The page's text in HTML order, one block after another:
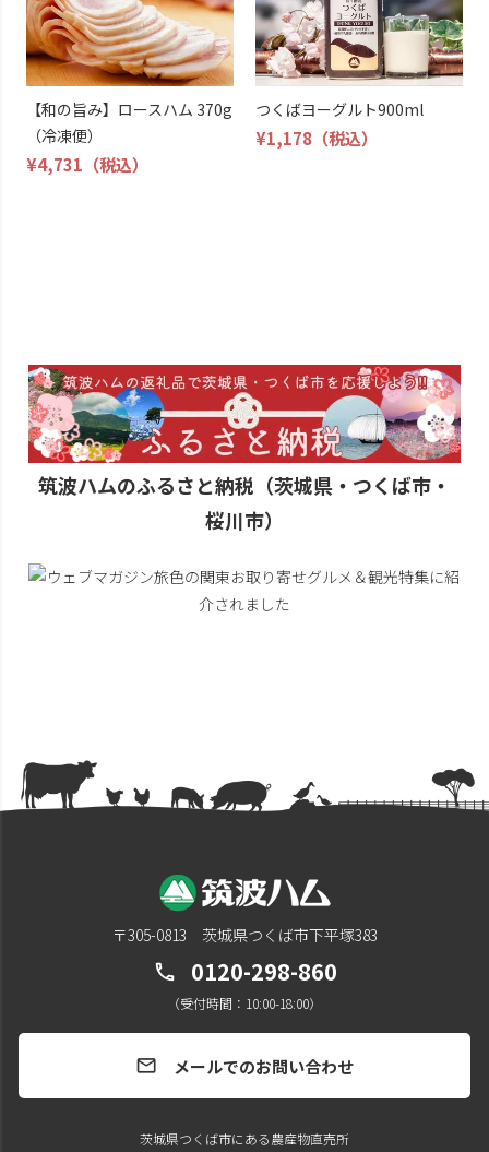
【和の旨み】ロースハム 370g
（冷凍便）
¥4,731 （税込）
つくばヨーグルト900ml
¥1,178 （税込）
筑波ハムのふるさと納税（茨城県・つくば市・
桜川市）
〒305-0813 茨城県つくば市下平塚383
call 0120-298-860
（受付時間：10:00-18:00）
mail メールでのお問い合わせ
茨城県つくば市にある農産物直売所